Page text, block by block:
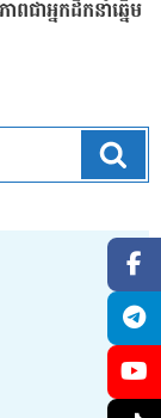
ជាអ្នកដឹកនាំឆ្នើម